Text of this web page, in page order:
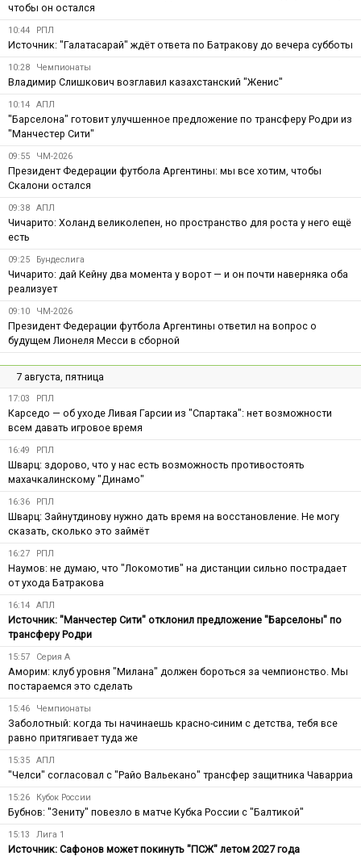
чтобы он остался
10:44 РПЛ
Источник: "Галатасарай" ждёт ответа по Батракову до вечера субботы
10:28 Чемпионаты
Владимир Слишкович возглавил казахстанский "Женис"
10:14 АПЛ
"Барселона" готовит улучшенное предложение по трансферу Родри из
"Манчестер Сити"
09:55 ЧМ-2026
Президент Федерации футбола Аргентины: мы все хотим, чтобы
Скалони остался
09:38 АПЛ
Чичарито: Холанд великолепен, но пространство для роста у него ещё
есть
09:25 Бундеслига
Чичарито: дай Кейну два момента у ворот — и он почти наверняка оба
реализует
09:10 ЧМ-2026
Президент Федерации футбола Аргентины ответил на вопрос о
будущем Лионеля Месси в сборной
7 августа, пятница
17:03 РПЛ
Карседо — об уходе Ливая Гарсии из "Спартака": нет возможности
всем давать игровое время
16:49 РПЛ
Шварц: здорово, что у нас есть возможность противостоять
махачкалинскому "Динамо"
16:36 РПЛ
Шварц: Зайнутдинову нужно дать время на восстановление. Не могу
сказать, сколько это займёт
16:27 РПЛ
Наумов: не думаю, что "Локомотив" на дистанции сильно пострадает
от ухода Батракова
16:14 АПЛ
Источник: "Манчестер Сити" отклонил предложение "Барселоны" по
трансферу Родри
15:57 Серия А
Аморим: клуб уровня "Милана" должен бороться за чемпионство. Мы
постараемся это сделать
15:46 Чемпионаты
Заболотный: когда ты начинаешь красно-синим с детства, тебя все
равно притягивает туда же
15:35 АПЛ
"Челси" согласовал с "Райо Вальекано" трансфер защитника Чаварриа
15:26 Кубок России
Бубнов: "Зениту" повезло в матче Кубка России с "Балтикой"
15:13 Лига 1
Источник: Сафонов может покинуть "ПСЖ" летом 2027 года